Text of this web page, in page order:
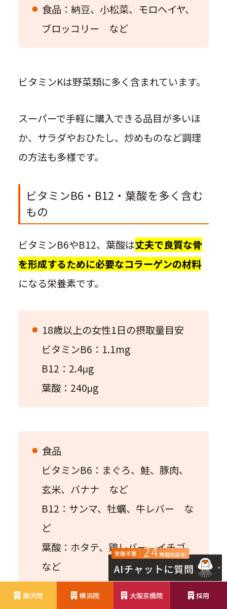
藤沢院 横浜院 大阪京橋院 採用
食品：納豆、小松菜、モロヘイヤ、
ブロッコリー など
ビタミンKは野菜類に多く含まれています。
スーパーで手軽に購入できる品目が多いほ
か、サラダやおひたし、炒めものなど調理
の方法も多様です。
ビタミンB6・B12・葉酸を多く含む
もの
ビタミンB6やB12、葉酸は丈夫で良質な骨
を形成するために必要なコラーゲンの材料
になる栄養素です。
18歳以上の女性1日の摂取量目安
ビタミンB6：1.1mg
B12：2.4μg
葉酸：240μg
食品
ビタミンB6：まぐろ、鮭、豚肉、
玄米、バナナ など
B12：サンマ、牡蠣、牛レバー な
ど
葉酸：ホタテ、鶏レバー、イチゴ
など